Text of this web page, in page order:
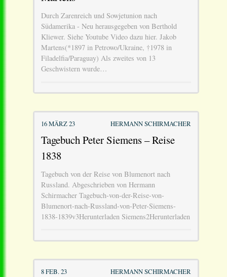
Durch Zarenreich und Sowjetunion nach
Südamerika - Neu herausgegeben von Berthold
Kliewer. Siehe Youtube Video dazu hier. Jakob
Martens(*1897 in Petrowo/Ukraine, †1978 in
Filadelfia/Paraguay) Als zweites von 13
Geschwistern wurde…
16 MÄRZ 23 HERMANN SCHIRMACHER
Tagebuch Peter Siemens – Reise
1838
Tagebuch von der Reise von Blumenort nach
Russland. Abgeschrieben von Hermann
Schirmacher Tagebuch-von-der-Reise-von-
Blumenort-nach-Russland-von-Peter-Siemens-
1838-1839v3Herunterladen Siemens2Herunterladen
8 FEB. 23 HERMANN SCHIRMACHER